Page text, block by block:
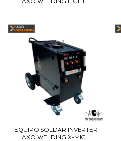
EQUIPO SOLDAR INVERTER
AXO WELDING X-MIG...